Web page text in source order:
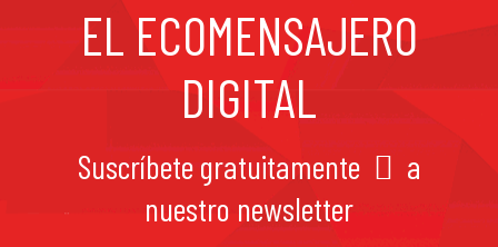
EL ECOMENSAJERO
DIGITAL
Suscríbete gratuitamente
a
nuestro newsletter